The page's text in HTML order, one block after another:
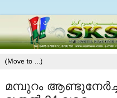
മമ്പുറം